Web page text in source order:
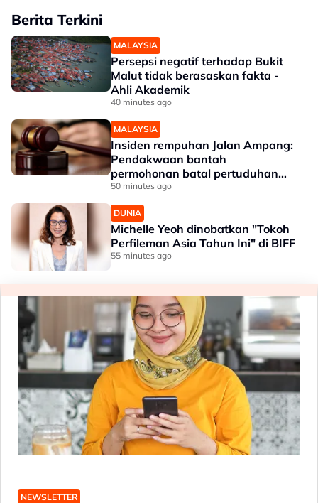
Berita Terkini
MALAYSIA
Persepsi negatif terhadap Bukit
Malut tidak berasaskan fakta -
Ahli Akademik
40 minutes ago
MALAYSIA
Insiden rempuhan Jalan Ampang:
Pendakwaan bantah
permohonan batal pertuduhan
bunuh
50 minutes ago
DUNIA
Michelle Yeoh dinobatkan "Tokoh
Perfileman Asia Tahun Ini" di BIFF
55 minutes ago
NEWSLETTER